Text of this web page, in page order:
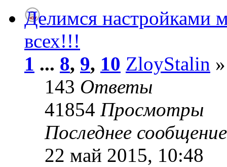
Делимся настройками
всех!!!
1 ... 8, 9, 10 ZloyStalin
143 Ответы
41854 Просмотры
Последнее
22 май 2015, 10:48